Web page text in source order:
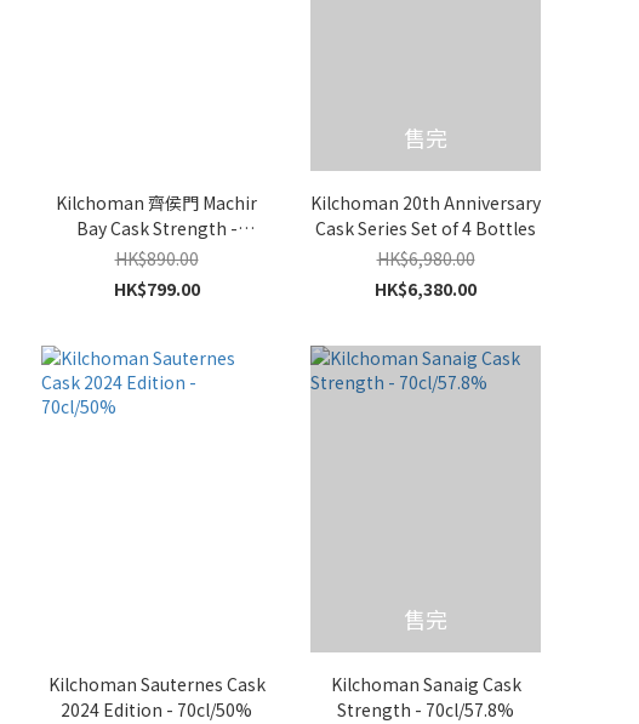
Kilchoman 齊侯門 Machir
Bay Cask Strength -
70cl/46%
HK$890.00
HK$799.00
售完
Kilchoman 20th Anniversary
Cask Series Set of 4 Bottles
HK$6,980.00
HK$6,380.00
Kilchoman Sauternes Cask
2024 Edition - 70cl/50%
售完
Kilchoman Sanaig Cask
Strength - 70cl/57.8%